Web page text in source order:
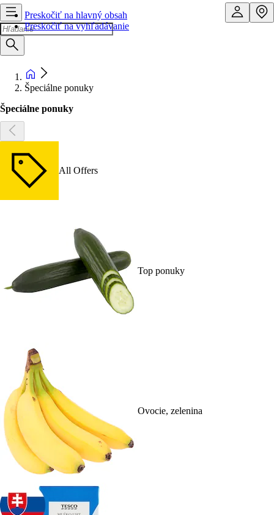
Preskočiť na hlavný obsah
Preskočiť na vyhľadávanie
Špeciálne ponuky
Špeciálne ponuky
All Offers
Top ponuky
Ovocie, zelenina